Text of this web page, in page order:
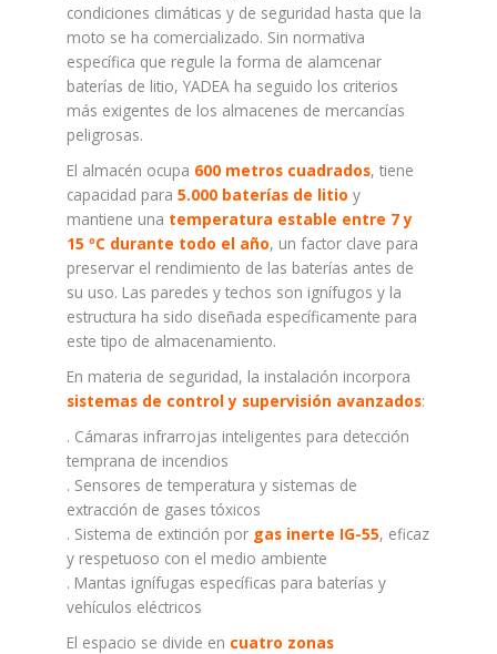
condiciones climáticas y de seguridad hasta que la
moto se ha comercializado. Sin normativa
específica que regule la forma de alamcenar
baterías de litio, YADEA ha seguido los criterios
más exigentes de los almacenes de mercancías
peligrosas.
El almacén ocupa 600 metros cuadrados, tiene
capacidad para 5.000 baterías de litio y
mantiene una temperatura estable entre 7 y
15 ºC durante todo el año, un factor clave para
preservar el rendimiento de las baterías antes de
su uso. Las paredes y techos son ignífugos y la
estructura ha sido diseñada específicamente para
este tipo de almacenamiento.
En materia de seguridad, la instalación incorpora
sistemas de control y supervisión avanzados:
. Cámaras infrarrojas inteligentes para detección
temprana de incendios
. Sensores de temperatura y sistemas de
extracción de gases tóxicos
. Sistema de extinción por gas inerte IG-55, eficaz
y respetuoso con el medio ambiente
. Mantas ignífugas específicas para baterías y
vehículos eléctricos
El espacio se divide en cuatro zonas